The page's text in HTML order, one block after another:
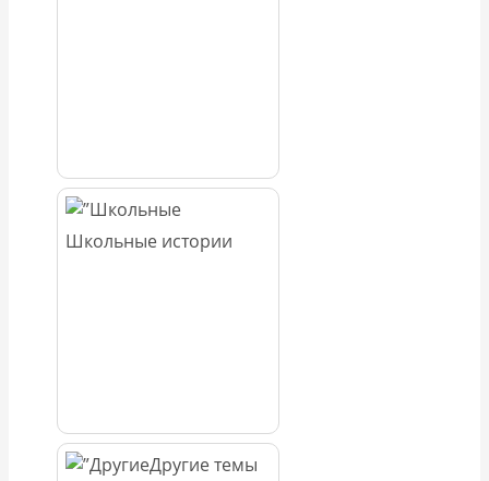
Школьные истории
Другие темы